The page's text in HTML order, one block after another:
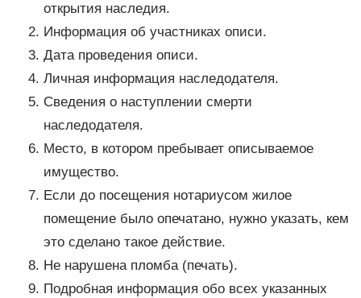
открытия наследия.
Информация об участниках описи.
Дата проведения описи.
Личная информация наследодателя.
Сведения о наступлении смерти
наследодателя.
Место, в котором пребывает описываемое
имущество.
Если до посещения нотариусом жилое
помещение было опечатано, нужно указать, кем
это сделано такое действие.
Не нарушена пломба (печать).
Подробная информация обо всех указанных